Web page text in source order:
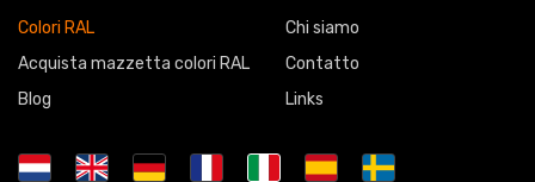
Colori RAL
Acquista mazzetta colori RAL
Blog
Chi siamo
Contatto
Links